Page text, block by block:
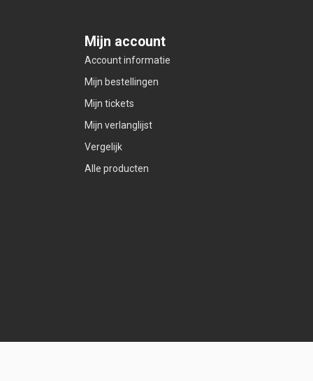
Mijn account
Account informatie
Mijn bestellingen
Mijn tickets
Mijn verlanglijst
Vergelijk
Alle producten